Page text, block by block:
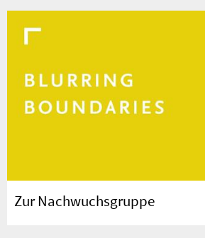
Zur Nachwuchsgruppe